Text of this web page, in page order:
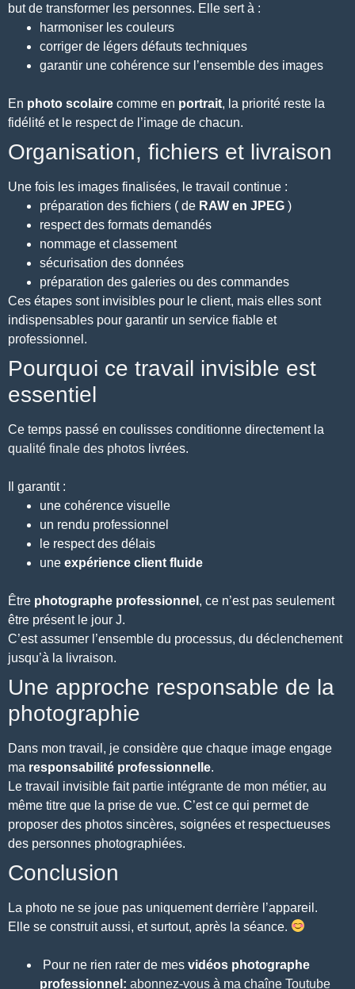
but de transformer les personnes. Elle sert à :
harmoniser les couleurs
corriger de légers défauts techniques
garantir une cohérence sur l’ensemble des images
En photo scolaire comme en portrait, la priorité reste la
fidélité et le respect de l’image de chacun.
Organisation, fichiers et livraison
Une fois les images finalisées, le travail continue :
préparation des fichiers ( de RAW en JPEG )
respect des formats demandés
nommage et classement
sécurisation des données
préparation des galeries ou des commandes
Ces étapes sont invisibles pour le client, mais elles sont
indispensables pour garantir un service fiable et
professionnel.
Pourquoi ce travail invisible est
essentiel
Ce temps passé en coulisses conditionne directement la
qualité finale des photos livrées.
Il garantit :
une cohérence visuelle
un rendu professionnel
le respect des délais
une expérience client fluide
Être photographe professionnel , ce n’est pas seulement
être présent le jour J.
C’est assumer l’ensemble du processus, du déclenchement
jusqu’à la livraison.
Une approche responsable de la
photographie
Dans mon travail, je considère que chaque image engage
ma responsabilité professionnelle.
Le travail invisible fait partie intégrante de mon métier, au
même titre que la prise de vue. C’est ce qui permet de
proposer des photos sincères, soignées et respectueuses
des personnes photographiées.
Conclusion
La photo ne se joue pas uniquement derrière l’appareil.
Elle se construit aussi, et surtout, après la séance.
Pour ne rien rater de mes vidéos photographe
professionnel: abonnez-vous à ma chaîne Toutube